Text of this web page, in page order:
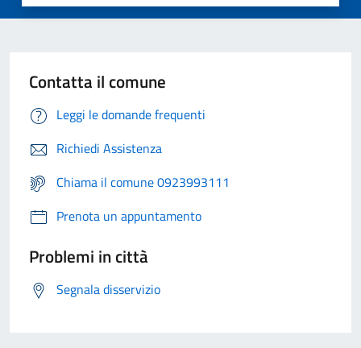
Contatta il comune
Leggi le domande frequenti
Richiedi Assistenza
Chiama il comune 0923993111
Prenota un appuntamento
Problemi in città
Segnala disservizio